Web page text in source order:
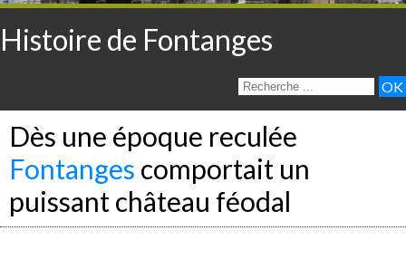
Histoire de Fontanges
Dès une époque reculée
Fontanges comportait un
puissant château féodal